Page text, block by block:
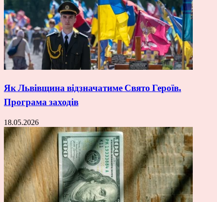
Як Львівщина відзначатиме Свято Героїв.
Програма заходів
18.05.2026